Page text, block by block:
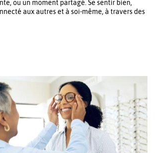
ou un moment partagé. Se sentir bien,
aux autres et à soi-même, à travers des